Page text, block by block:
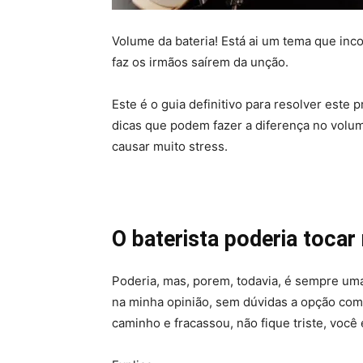
Volume da bateria! Está ai um tema que
faz os irmãos saírem da unção.
Este é o guia definitivo para resolver este
dicas que podem fazer a diferença no
causar muito stress.
O baterista poderia tocar
Poderia, mas, porem, todavia, é sempre
na minha opinião, sem dúvidas a opção
caminho e fracassou, não fique triste, você